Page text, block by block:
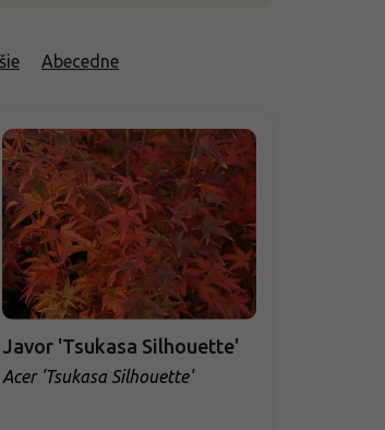
Abecedne
Javor 'Tsukasa Silhouette'
Acer 'Tsukasa Silhouette'